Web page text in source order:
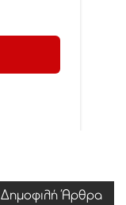
Δημοφιλή Άρθρα